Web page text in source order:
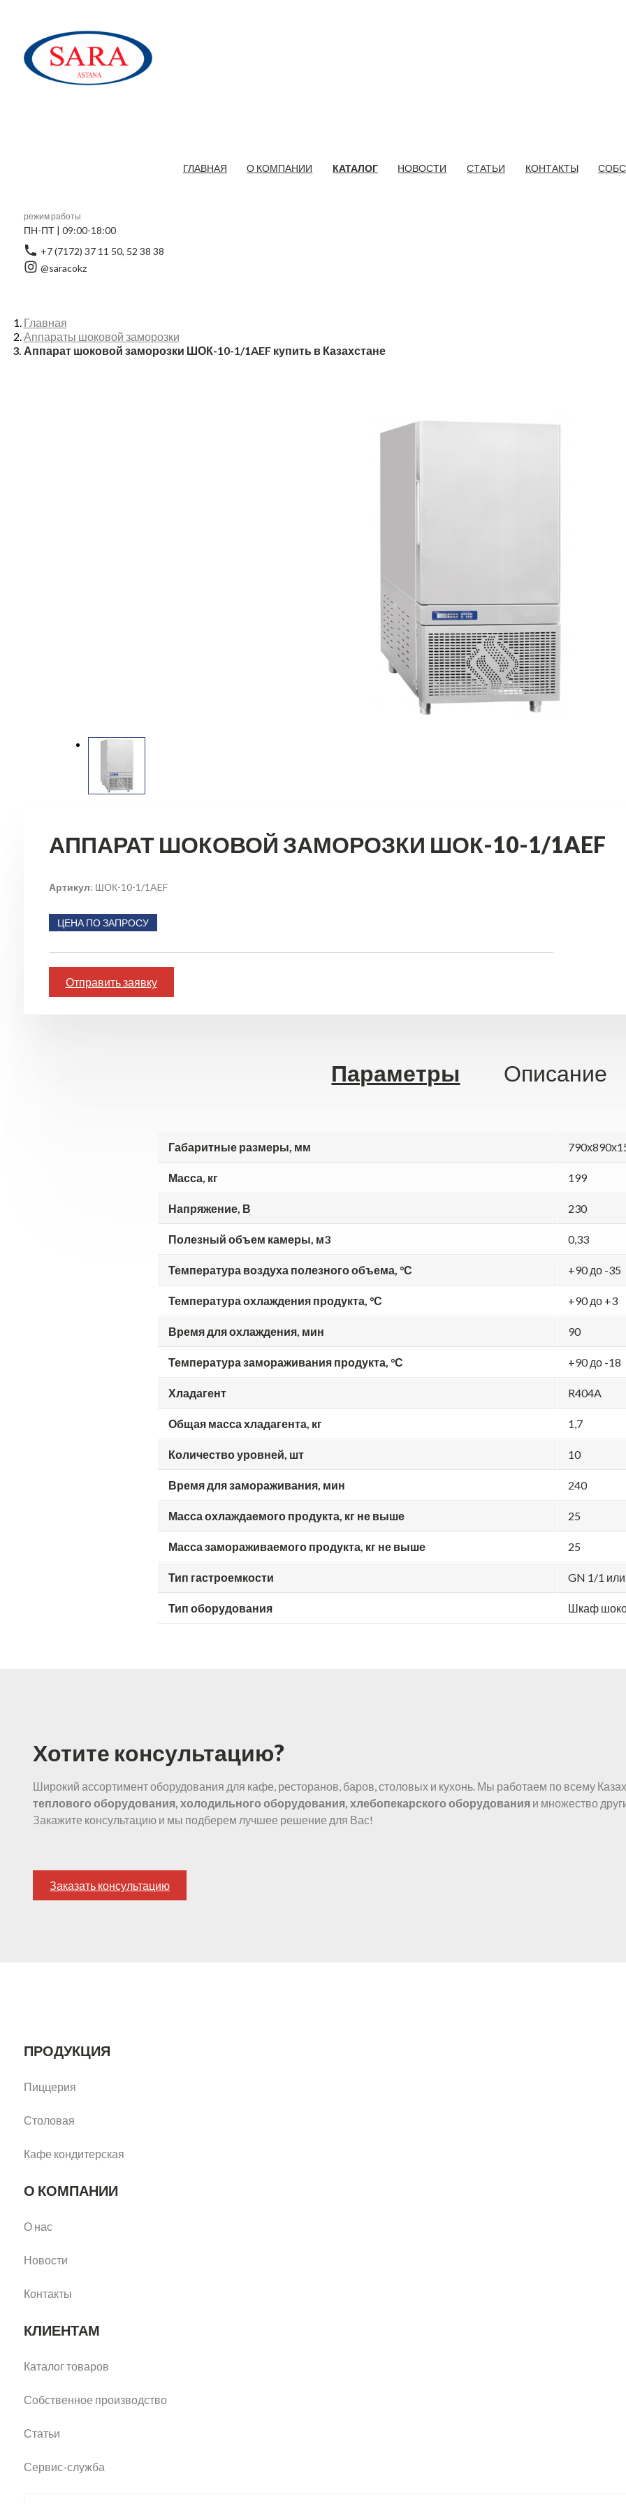
ГЛАВНАЯ О КОМПАНИИ КАТАЛОГ НОВОСТИ СТАТЬИ КОНТАКТЫ
режим работы
ПН-ПТ | 09:00-18:00
+7 (7172) 37 11 50, 52 38 38
@saracokz
Главная
Аппараты шоковой заморозки
Аппарат шоковой заморозки ШОК-10-1/1AEF купить в Казахстане
АППАРАТ ШОКОВОЙ ЗАМОРОЗКИ ШОК-10-1/1AEF
Артикул: ШОК-10-1/1AEF
ЦЕНА ПО ЗАПРОСУ
Отправить заявку
Параметры Описание
Габаритные размеры, мм
Масса, кг 199
Напряжение, В 230
Полезный объем камеры, м3 0,33
Температура воздуха полезного объема, °С +90 до -35
Температура охлаждения продукта, °С +90 до +3
Время для охлаждения, мин 90
Температура замораживания продукта, °С +90 до -18
Хладагент R404A
Общая масса хладагента, кг 1,7
Количество уровней, шт 10
Время для замораживания, мин 240
Масса охлаждаемого продукта, кг не выше 25
Масса замораживаемого продукта, кг не выше 25
Тип гастроемкости GN 1/1
Тип оборудования Шкаф
Хотите консультацию?
Широкий ассортимент оборудования для кафе, ресторанов, баров, столовых и кухонь. Мы работаем по всему
теплового оборудования, холодильного оборудования, хлебопекарского оборудования и множество
Закажите консультацию и мы подберем лучшее решение для Вас!
Заказать консультацию
ПРОДУКЦИЯ
Пиццерия
Столовая
Кафе кондитерская
О КОМПАНИИ
О нас
Новости
Контакты
КЛИЕНТАМ
Каталог товаров
Собственное производство
Статьи
Сервис-служба